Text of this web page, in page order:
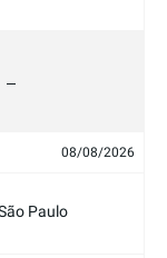
08/08/2026
Paulo